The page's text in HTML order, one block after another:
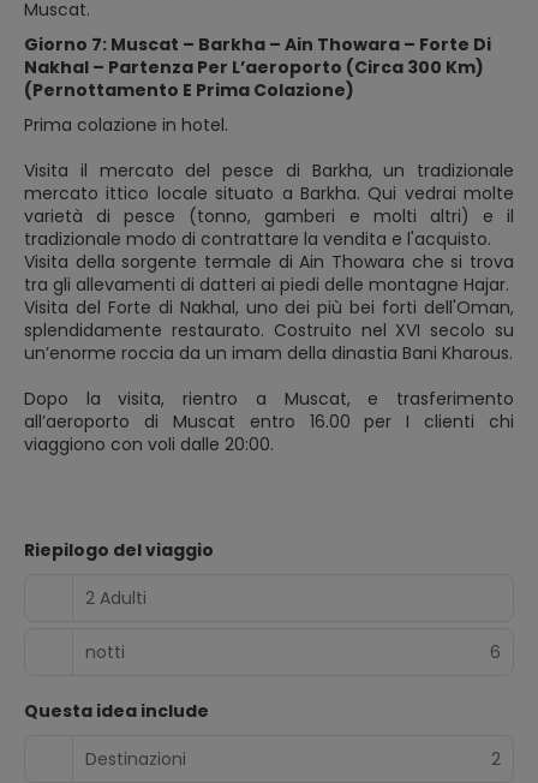
Muscat.
Giorno 7: Muscat – Barkha – Ain Thowara – Forte Di
Nakhal – Partenza Per L’aeroporto (Circa 300 Km)
(Pernottamento E Prima Colazione)
Prima colazione in hotel.
Visita il mercato del pesce di Barkha, un tradizionale
mercato ittico locale situato a Barkha. Qui vedrai molte
varietà di pesce (tonno, gamberi e molti altri) e il
tradizionale modo di contrattare la vendita e l'acquisto.
Visita della sorgente termale di Ain Thowara che si trova
tra gli allevamenti di datteri ai piedi delle montagne Hajar.
Visita del Forte di Nakhal, uno dei più bei forti dell'Oman,
splendidamente restaurato. Costruito nel XVI secolo su
un’enorme roccia da un imam della dinastia Bani Kharous.
Dopo la visita, rientro a Muscat, e trasferimento
all’aeroporto di Muscat entro 16.00 per I clienti chi
viaggiono con voli dalle 20:00.
Riepilogo del viaggio
2 Adulti
notti 6
Questa idea include
Destinazioni
2